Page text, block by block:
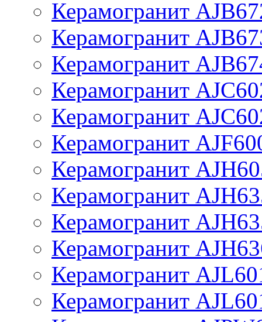
Керамогранит
Керамогранит
Керамогранит
Керамогранит
Керамогранит
Керамогранит
Керамогранит
Керамогранит
Керамогранит
Керамогранит
Керамогранит
Керамогранит